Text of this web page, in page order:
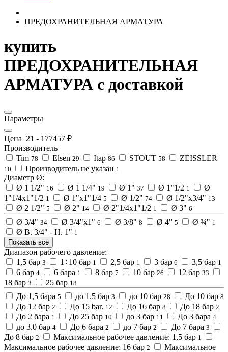
ПРЕДОХРАНИТЕЛЬНАЯ АРМАТУРА
купить
ПРЕДОХРАНИТЕЛЬНАЯ
АРМАТУРА с доставкой
Параметры
Цена 21 - 177457 ₽
Производитель
Tim 78 Elsen 29 Itap 86 STOUT 58 ZEISSLER
10 Производитель не указан 1
Диаметр Ø:
Ø 1 1/2" 16 Ø 1 1/4" 19 Ø 1" 37 Ø 1"1/2 1
Ø
1"1/4х1"1/2 1 Ø 1"х1"1/4 5 Ø 1/2" 74 Ø 1/2"х3/4" 13
Ø 2 1/2" 5 Ø 2" 14 Ø 2"1/4х1"1/2 1 Ø 3" 6
Ø 3/4" 34 Ø 3/4"х1" 6 Ø 3/8" 8 Ø 4" 5 Ø ¾" 1
Ø В. 3/4" - Н. 1" 1
Показать все
Диапазон рабочего давление:
1,5 бар 3 1÷10 бар 1 2,5 бар 1 3 бар 6 3,5 бар 1
6 бар 4 6 бара 1 8 бар 7 10 бар 26 12 бар 33
18 бар 3 25 бар 18
До 1,5 бара 5 до 1.5 бар 3 до 10 бар 28 До 10 бар 8
До 12 бар 2 До 15 bar. 12 До 16 бар 8 До 18 бар 2
До 2 бара 1 До 25 бар 10 до 3 бар 11 До 3 бара 4
до 3.0 бар 4 До 6 бара 2 до 7 бар 2 До 7 бара 3
До 8 бар 2 Максимальное рабочее давление: 1,5 бар 1
Максимальное рабочее давление: 16 бар 2
Максимальное